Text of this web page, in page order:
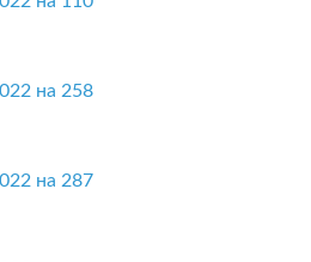
на 258
на 287